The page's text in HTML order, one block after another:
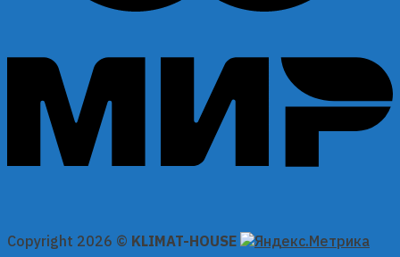
Copyright 2026 © KLIMAT-HOUSE